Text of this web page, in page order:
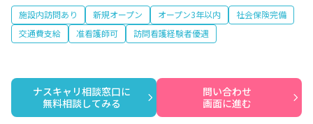
施設内訪問あり 新規オープン オープン3年以内
社会保険完備
交通費支給
准看護師可 訪問看護経験者優遇
ナスキャリ相談窓口に
無料相談してみる
問い合わせ
画面に進む